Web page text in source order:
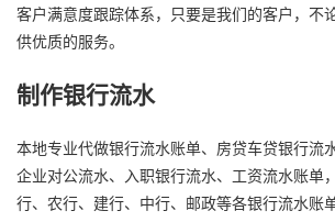
客户满意度跟踪体系，只要是我们的客户，不
供优质的服务。
制作银行流水
本地专业代做银行流水账单、房贷车贷银行流
企业对公流水、入职银行流水、工资流水账单
行、农行、建行、中行、邮政等各银行流水账